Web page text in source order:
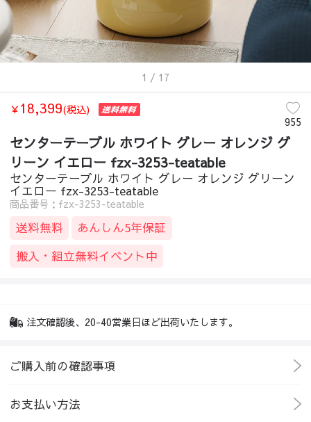
1 / 17
￥18,399(税込)
955
センターテーブル ホワイト グレー オレンジ グ
リーン イエロー fzx-3253-teatable
センターテーブル ホワイト グレー オレンジ グリーン
イエロー fzx-3253-teatable
商品番号：fzx-3253-teatable
送料無料
あんしん5年保証
搬入・組立無料イベント中
注文確認後、20-40営業日ほど出荷いたします。
ご購入前の確認事項
お支払い方法